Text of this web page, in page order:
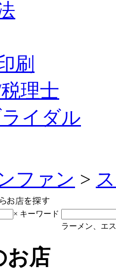
刷
理士
イダル
ファン >
× キーワード
ラーメン、エ
お店